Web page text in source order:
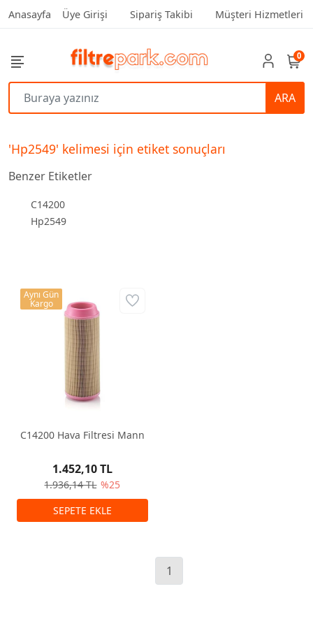
Anasayfa Üye Girişi Sipariş Takibi Müşteri Hizmetleri
ARA
0
'Hp2549' kelimesi için etiket sonuçları
Benzer Etiketler
C14200
Hp2549
C14200 Hava Filtresi Mann
1.936,14 TL %25
1.452,10 TL
Aynı Gün
Kargo
1